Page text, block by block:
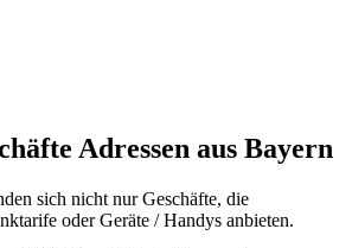
Adressen aus Bayern
sich nicht nur Geschäfte, die
oder Geräte / Handys anbieten.